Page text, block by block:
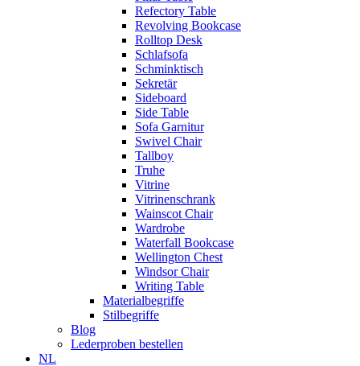
Refectory Table
Revolving Bookcase
Rolltop Desk
Schlafsofa
Schminktisch
Sekretär
Sideboard
Side Table
Sofa Garnitur
Swivel Chair
Tallboy
Truhe
Vitrine
Vitrinenschrank
Wainscot Chair
Wardrobe
Waterfall Bookcase
Wellington Chest
Windsor Chair
Writing Table
Materialbegriffe
Stilbegriffe
Blog
Lederproben bestellen
NL